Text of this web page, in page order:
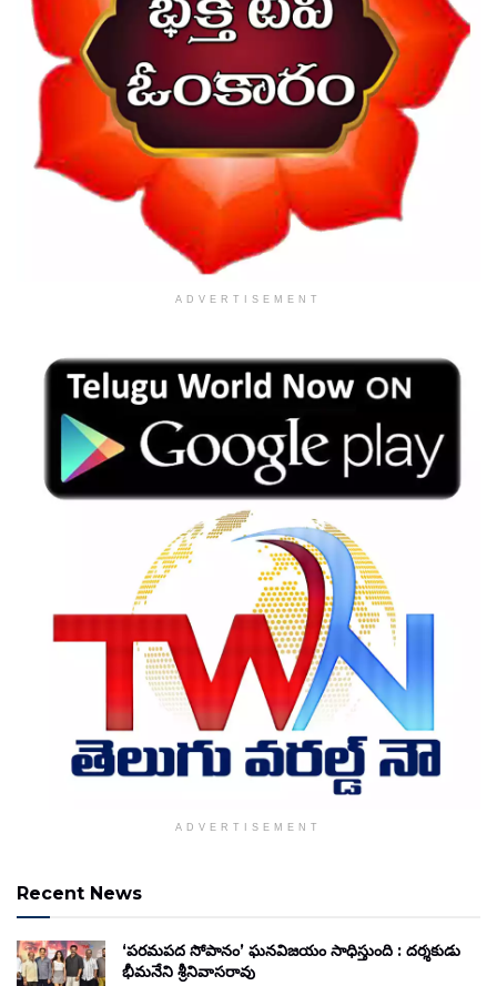
ADVERTISEMENT
ADVERTISEMENT
Recent News
‘పరమపద సోపానం’ ఘనవిజయం సాధిస్తుంది : దర్శకుడు
భీమనేని శ్రీనివాసరావు